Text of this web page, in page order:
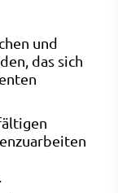
und
das sich